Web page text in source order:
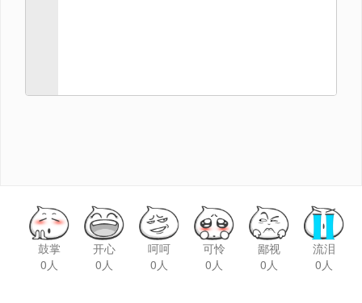
鼓掌
0人
开心
0人
呵呵
0人
可怜
0人
鄙视
0人
流泪
0人